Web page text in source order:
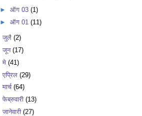
►ऑग 03(1)
►ऑग 01(11)
जुलै (2)
जून (17)
मे (41)
एप्रिल (29)
मार्च (64)
फेब्रुवारी (13)
जानेवारी (27)